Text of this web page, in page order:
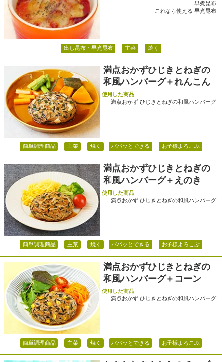
早煮昆布
これなら使える 早煮昆布
出し昆布・早煮昆布 主菜 焼く
満点おかずひじきとねぎの
和風ハンバーグ＋れんこん
使用した商品
満点おかず ひじきとねぎの和風ハンバーグ
簡単調理商品 主菜 焼く パパッとできる お子様よろこぶ
満点おかずひじきとねぎの
和風ハンバーグ＋えのき
使用した商品
満点おかず ひじきとねぎの和風ハンバーグ
簡単調理商品 主菜 焼く パパッとできる お子様よろこぶ
満点おかずひじきとねぎの
和風ハンバーグ＋コーン
使用した商品
満点おかず ひじきとねぎの和風ハンバーグ
簡単調理商品 主菜 焼く パパッとできる お子様よろこぶ